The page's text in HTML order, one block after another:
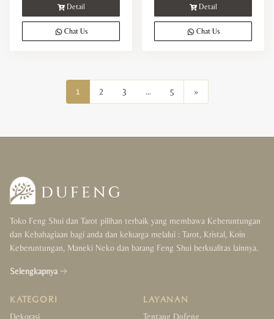
Detail
Chat Us
Detail
Chat Us
1 2 3 … 5 »
Toko Feng Shui dan Tarot pilihan terbaik yang membawa Keberuntungan
dan Kebahagiaan bagi anda dan keluarga melalui : Tarot, Kristal, Koin
Keberuntungan, Maneki Neko dan barang Feng Shui berkualitas lainnya.
Selengkapnya
KATEGORI
Dekorasi
LAYANAN
Tentang Dufeng